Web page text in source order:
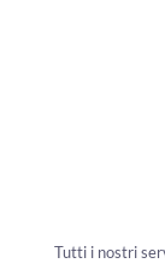
Tutti i nostri